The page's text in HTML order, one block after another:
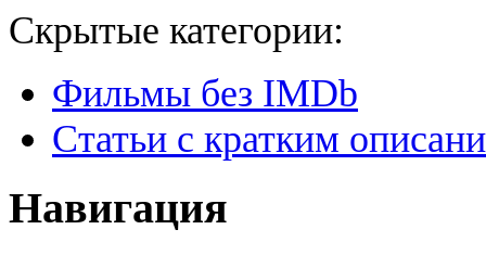
Скрытые категории:
Фильмы без IMDb
Статьи с кратким
Навигация